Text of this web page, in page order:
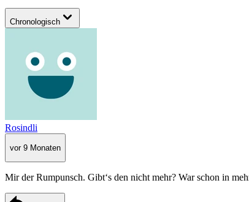
Chronologisch
Rosindli
vor 9 Monaten
Mir der Rumpunsch. Gibt‘s den nicht mehr? War schon in